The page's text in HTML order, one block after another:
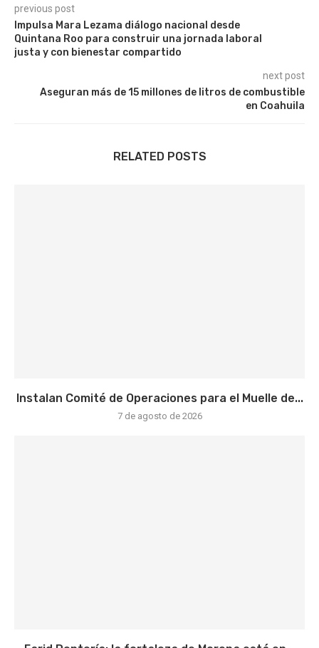
previous post
Impulsa Mara Lezama diálogo nacional desde
Quintana Roo para construir una jornada laboral
justa y con bienestar compartido
next post
Aseguran más de 15 millones de litros de combustible
en Coahuila
RELATED POSTS
Instalan Comité de Operaciones para el Muelle de...
7 de agosto de 2026